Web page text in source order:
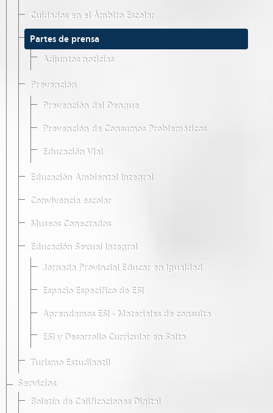
Cuidados en el Ámbito Escolar
Partes de prensa
Adjuntos noticias
Prevención
Prevención del Dengue
Prevención de Consumos Problemáticos
Educación Vial
Educación Ambiental Integral
Convivencia escolar
Museos Conectados
Educación Sexual Integral
Jornada Provincial Educar en Igualdad
Espacio Específico de ESI
Aprendamos ESI - Materiales de consulta
ESI y Desarrollo Curricular en Salta
Turismo Estudiantil
Servicios
Boletín de Calificaciones Digital